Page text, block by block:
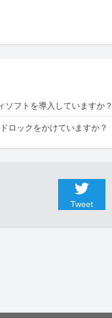
ソフトを導入していますか？
ロックをかけていますか？
Tweet